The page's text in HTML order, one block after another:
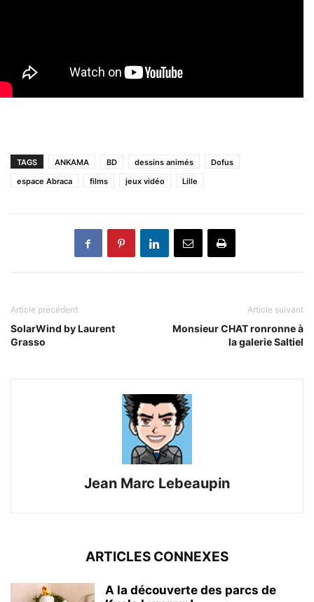
TAGS ANKAMA BD dessins animés
Dofus
espace Abraca
films jeux vidéo Lille
Article précédent
SolarWind by Laurent
Grasso
Article suivant
Monsieur CHAT ronronne à
la galerie Saltiel
Jean Marc Lebeaupin
ARTICLES CONNEXES
A la découverte des parcs de